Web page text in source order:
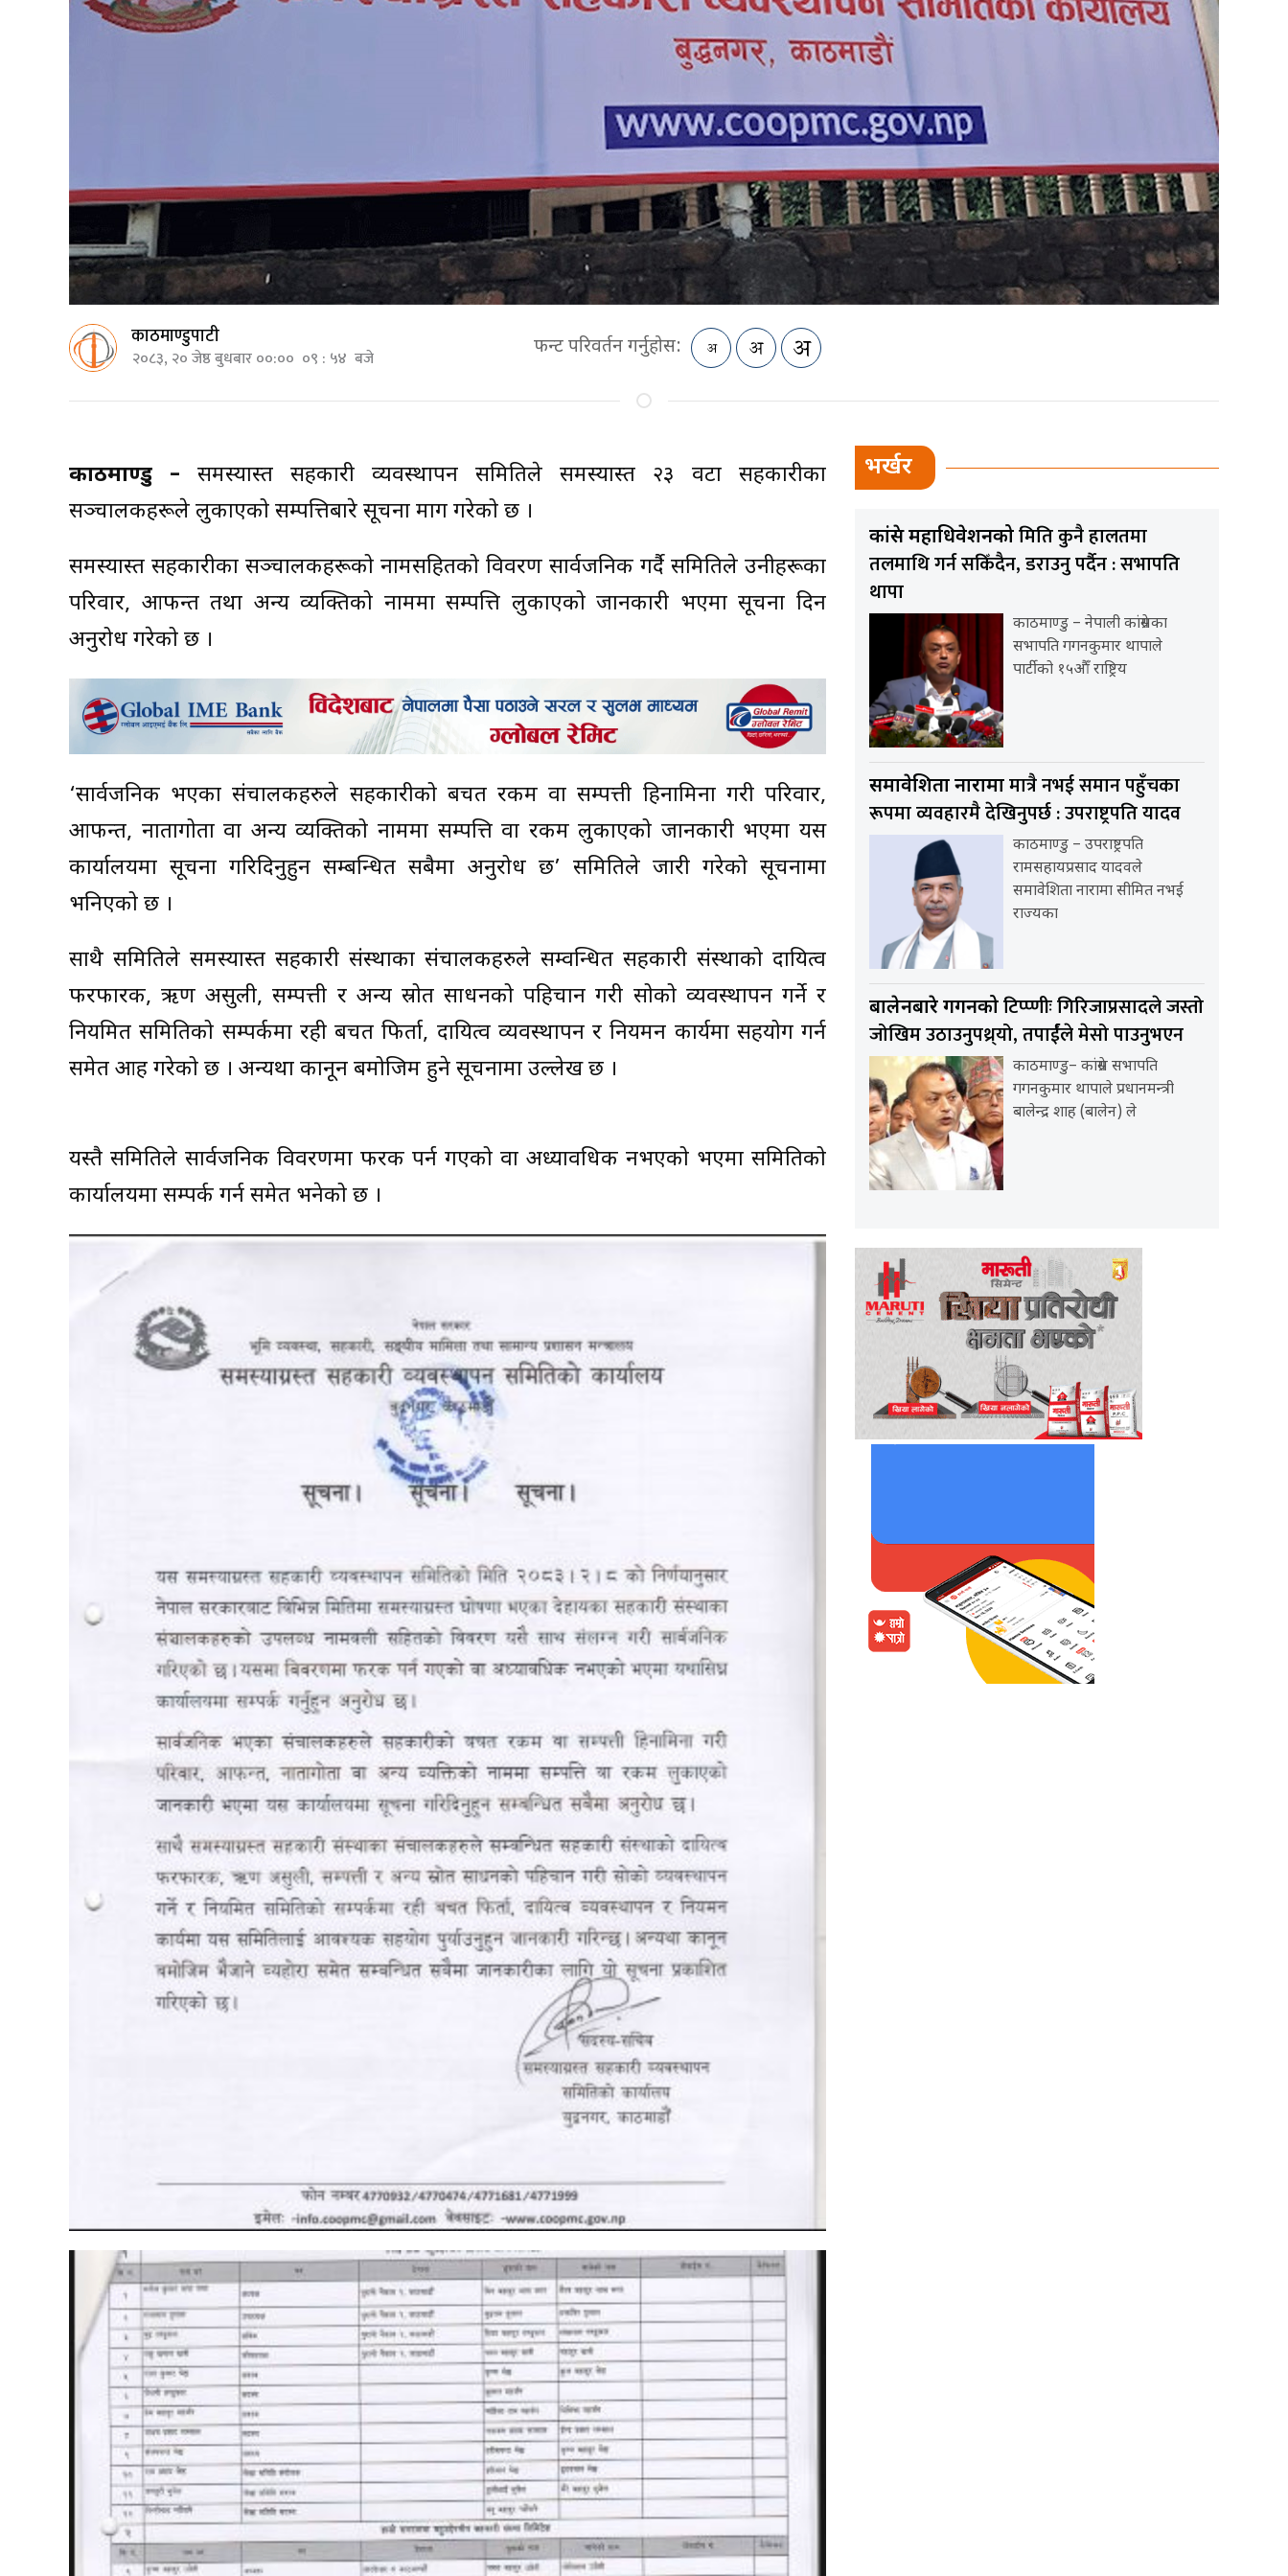
काठमाण्डुपाटी
२०८३, २० जेष्ठ बुधबार ००:०० ०९ : ५४ बजे फन्ट परिवर्तन गर्नुहोस:
काठमाण्डु – समस्याग्रस्त सहकारी व्यवस्थापन समितिले समस्याग्रस्त २३ वटा सहकारीका
सञ्चालकहरूले लुकाएको सम्पत्तिबारे सूचना माग गरेको छ ।
समस्याग्रस्त सहकारीका सञ्चालकहरूको नामसहितको विवरण सार्वजनिक गर्दै समितिले उनीहरूका
परिवार, आफन्त तथा अन्य व्यक्तिको नाममा सम्पत्ति लुकाएको जानकारी भएमा सूचना दिन
अनुरोध गरेको छ ।
‘सार्वजनिक भएका संचालकहरुले सहकारीको बचत रकम वा सम्पत्ती हिनामिना गरी परिवार,
आफन्त, नातागोता वा अन्य व्यक्तिको नाममा सम्पत्ति वा रकम लुकाएको जानकारी भएमा यस
कार्यालयमा सूचना गरिदिनुहुन सम्बन्धित सबैमा अनुरोध छ’ समितिले जारी गरेको सूचनामा
भनिएको छ ।
साथै समितिले समस्याग्रस्त सहकारी संस्थाका संचालकहरुले सम्वन्धित सहकारी संस्थाको दायित्व
फरफारक, ऋण असुली, सम्पत्ती र अन्य स्रोत साधनको पहिचान गरी सोको व्यवस्थापन गर्ने र
नियमित समितिको सम्पर्कमा रही बचत फिर्ता, दायित्व व्यवस्थापन र नियमन कार्यमा सहयोग गर्न
समेत आग्रह गरेको छ । अन्यथा कानून बमोजिम हुने सूचनामा उल्लेख छ ।
यस्तै समितिले सार्वजनिक विवरणमा फरक पर्न गएको वा अध्यावधिक नभएको भएमा समितिको
कार्यालयमा सम्पर्क गर्न समेत भनेको छ ।
भर्खर
कांग्रेस महाधिवेशनकोमिति कुनै हालतमा
तलमाथि गर्न सकिँदैन, डराउनु पर्दैन : सभापति
थापा
काठमाण्डु – नेपाली कांग्रेसका
सभापति गगनकुमार थापाले
पार्टीको १५औँ राष्ट्रिय
समावेशिता नारामामात्रै नभई समान पहुँचका
रूपमा व्यवहारमै देखिनुपर्छ : उपराष्ट्रपति यादव
काठमाण्डु – उपराष्ट्रपति
रामसहायप्रसाद यादवले
समावेशिता नारामा सीमित नभई
राज्यका
बालेनबारे गगनकोटिप्प्णीः गिरिजाप्रसादले जस्तो
जोखिम उठाउनुपथ्र्यो, तपार्ईंले मेसो पाउनुभएन
काठमाण्डु– कांग्रेस सभापति
गगनकुमार थापाले प्रधानमन्त्री
बालेन्द्र शाह (बालेन) ले